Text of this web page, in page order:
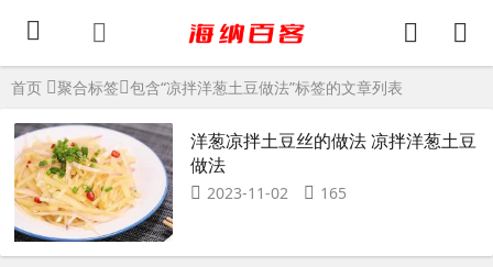
首页 聚合标签 包含“凉拌洋葱土豆做法”标签的文章列表
洋葱凉拌土豆丝的做法 凉拌洋葱土豆
做法
2023-11-02 165